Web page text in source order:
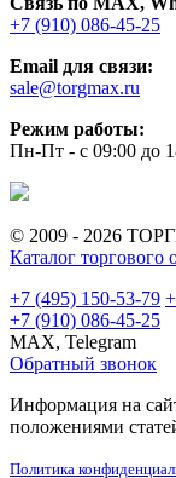
+7 (910) 086-45-25
Email для связи:
sale@torgmax.ru
Режим работы:
Пн-Пт - с 09:00 до
© 2009 - 2026
Каталог торгового
+7 (495) 150-53-79
+7 (910) 086-45-25
MAX, Telegram
Обратный звонок
Информация на
положениями
Политика